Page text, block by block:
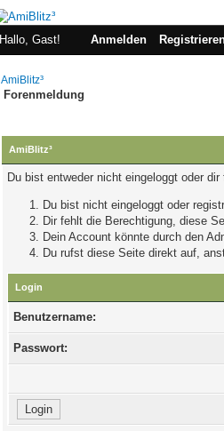
Hallo, Gast!
Anmelden
AmiBlitz³
Forenmeldung
AmiBlitz³
Du bist entweder nicht eingeloggt oder
Du bist nicht eingeloggt oder
Dir fehlt die Berechtigung, diese
Dein Account könnte durch den
Du rufst diese Seite direkt auf,
Login
Benutzername:
Passwort: